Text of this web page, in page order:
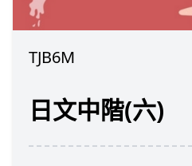
TJB6M
日文中階(六)